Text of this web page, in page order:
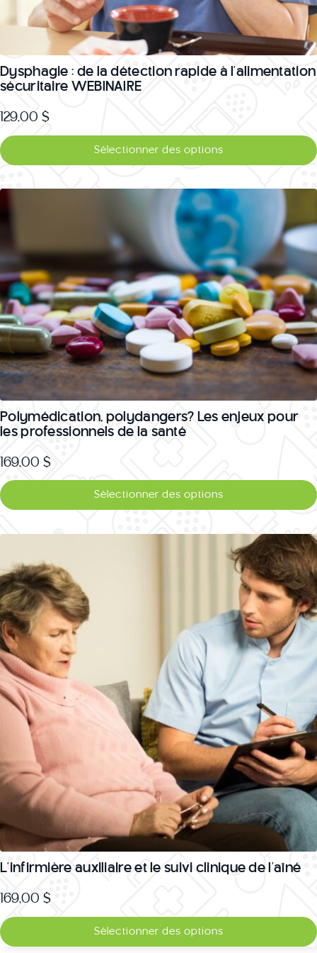
Dysphagie : de la détection rapide à l’alimentation
sécuritaire WEBINAIRE
129,00 $
Sélectionner des options
Ce
produit
plusieurs
variations.
peuvent
être
choisies
sur
la
page
du
produit
Polymédication, polydangers? Les enjeux pour
les professionnels de la santé
169,00 $
Sélectionner des options
Ce
produit
plusieurs
Les
options
peuvent
être
choisies
sur
la
page
produit
L’infirmière auxiliaire et le suivi clinique de l’aîné
169,00 $
Sélectionner des options
Ce
produit